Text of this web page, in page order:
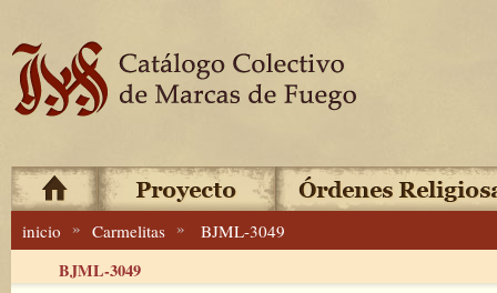
inicio » Carmelitas » BJML-3049
BJML-3049